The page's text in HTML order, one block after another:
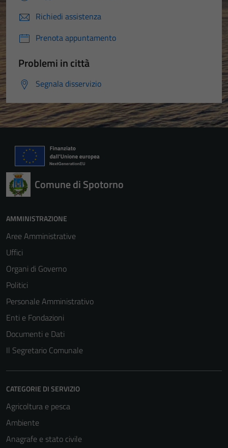
Richiedi assistenza
Prenota appuntamento
Problemi in città
Segnala disservizio
Comune di Spotorno
AMMINISTRAZIONE
Aree Amministrative
Uffici
Organi di Governo
Politici
Personale Amministrativo
Enti e Fondazioni
Documenti e Dati
Il Segretario Comunale
CATEGORIE DI SERVIZIO
Agricoltura e pesca
Ambiente
Anagrafe e stato civile